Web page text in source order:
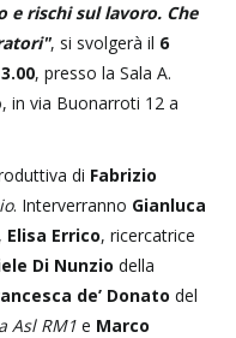
e rischi sul lavoro. Che
, si svolgerà il 6
, presso la Sala A.
in via Buonarroti 12 a
di Fabrizio
. Interverranno Gianluca
, Elisa Errico, ricercatrice
Di Nunzio della
de’ Donato del
Asl RM1 e Marco